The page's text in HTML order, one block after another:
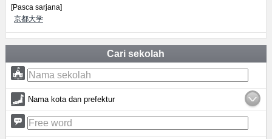
[Pasca sarjana]
京都大学
Cari sekolah
Nama kota dan prefektur